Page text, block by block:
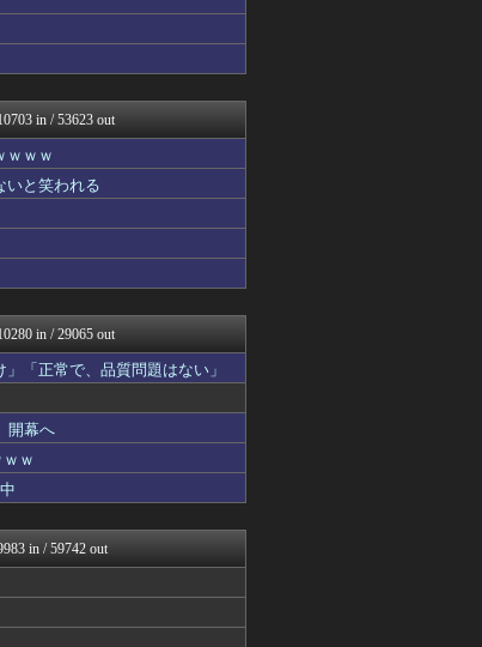
ファルファモザイク＠ネ...
まめ2ch
速-VIP
速
速(〃'∇'〃)？
バージョイド！
くちゃんねる
コスヌ〜ン
まとめ速報
第一！ニュース録
in / 53623 out
ｗｗｗ
いと笑われる
in / 29065 out
「正常で、品質問題はない」
開幕へ
ｗ
in / 59742 out